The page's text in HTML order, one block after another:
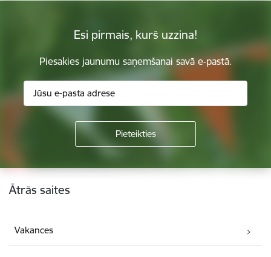
Esi pirmais, kurš uzzina!
Piesakies jaunumu saņemšanai savā e-pastā.
Kājene
Ātrās saites
Vakances